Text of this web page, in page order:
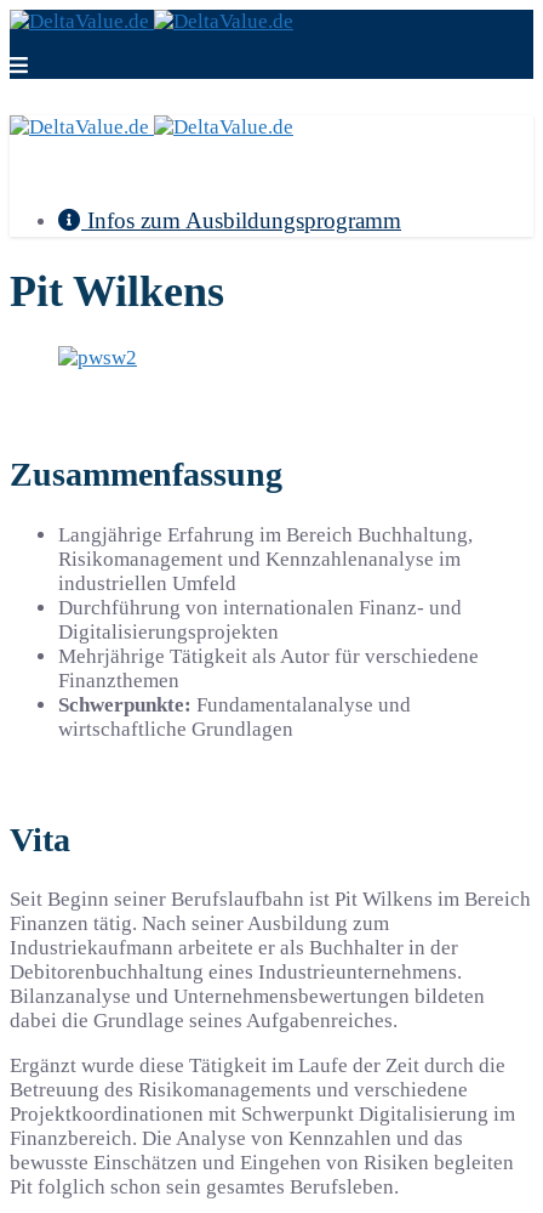
Infos zum Ausbildungsprogramm
Pit Wilkens
Zusammenfassung
Langjährige Erfahrung im Bereich Buchhaltung,
Risikomanagement und Kennzahlenanalyse im
industriellen Umfeld
Durchführung von internationalen Finanz- und
Digitalisierungsprojekten
Mehrjährige Tätigkeit als Autor für verschiedene
Finanzthemen
Schwerpunkte: Fundamentalanalyse und
wirtschaftliche Grundlagen
Vita
Seit Beginn seiner Berufslaufbahn ist Pit Wilkens im Bereich
Finanzen tätig. Nach seiner Ausbildung zum
Industriekaufmann arbeitete er als Buchhalter in der
Debitorenbuchhaltung eines Industrieunternehmens.
Bilanzanalyse und Unternehmensbewertungen bildeten
dabei die Grundlage seines Aufgabenreiches.
Ergänzt wurde diese Tätigkeit im Laufe der Zeit durch die
Betreuung des Risikomanagements und verschiedene
Projektkoordinationen mit Schwerpunkt Digitalisierung im
Finanzbereich. Die Analyse von Kennzahlen und das
bewusste Einschätzen und Eingehen von Risiken begleiten
Pit folglich schon sein gesamtes Berufsleben.